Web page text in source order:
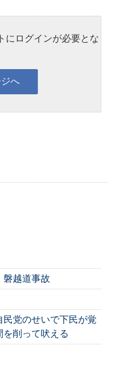
にログインが必要とな
磐越道事故
党のせいで下民が覚
削って吠える